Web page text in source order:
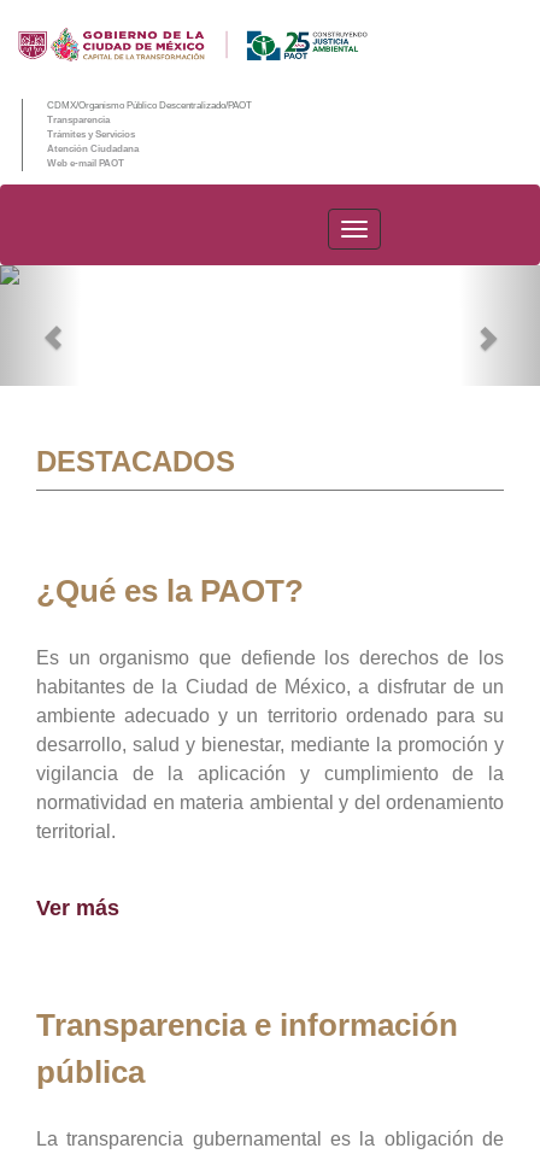
CDMX/Organismo Público Descentralizado/PAOT
Transparencia
Trámites y Servicios
Atención Ciudadana
Web e-mail PAOT
PAOT
DESTACADOS
¿Qué es la PAOT?
Es un organismo que defiende los derechos de los
habitantes de la Ciudad de México, a disfrutar de un
ambiente adecuado y un territorio ordenado para su
desarrollo, salud y bienestar, mediante la promoción y
vigilancia de la aplicación y cumplimiento de la
normatividad en materia ambiental y del ordenamiento
territorial.
Ver más
Transparencia e información
pública
La transparencia gubernamental es la obligación de